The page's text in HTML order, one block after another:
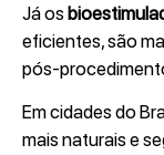
Já os
eficientes, são
Em cidades do
mais naturais e